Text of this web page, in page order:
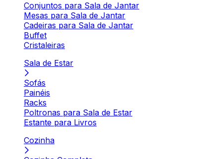
Conjuntos para Sala de Jantar
Mesas para Sala de Jantar
Cadeiras para Sala de Jantar
Buffet
Cristaleiras
Sala de Estar
Sofás
Painéis
Racks
Poltronas para Sala de Estar
Estante para Livros
Cozinha